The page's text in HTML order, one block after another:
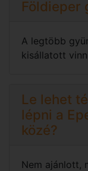
Földieper
A legtöbb
kisállatott
Le lehet
lépni a
közé?
Nem ajánlott,